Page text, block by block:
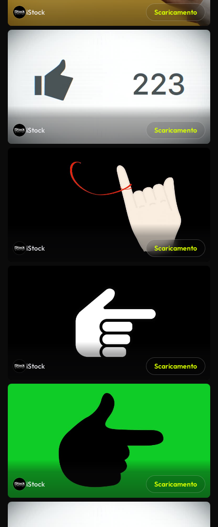
iStock Scaricamento
iStock Scaricamento
iStock Scaricamento
iStock Scaricamento
iStock Scaricamento